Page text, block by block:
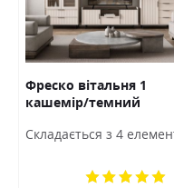
Фреско вітальня 1
кашемір/темний
Cкладається з 4
Рейтинг: